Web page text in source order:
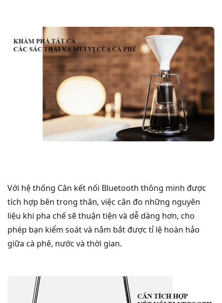
Với hệ thống Cân kết nối Bluetooth thông minh được
tích hợp bên trong thân, việc cân đo những nguyên
liệu khi pha chế sẽ thuận tiện và dễ dàng hơn, cho
phép bạn kiểm soát và nắm bắt được tỉ lệ hoàn hảo
giữa cà phê, nước và thời gian.